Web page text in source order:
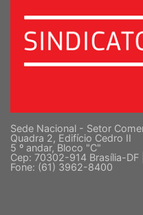
Quadra 2, Edifício Cedro II
5 º andar, Bloco "C"
Cep: 70302-914 Brasília-DF |
Fone: (61) 3962-8400